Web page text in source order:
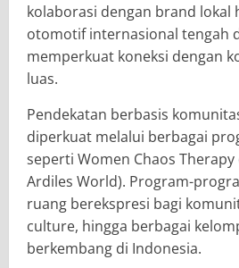
kolaborasi dengan brand lokal
otomotif internasional tengah
memperkuat koneksi dengan
luas.
Pendekatan berbasis
diperkuat melalui berbagai
seperti Women Chaos Therapy
Ardiles World). Program-
ruang berekspresi bagi
culture, hingga berbagai
berkembang di Indonesia.